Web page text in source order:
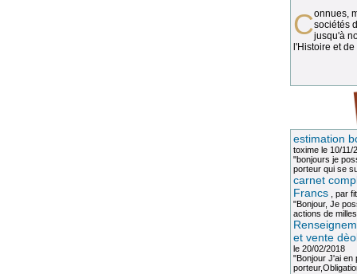
Connues, méconnues, ou inconnues, lessociétés
jusqu'à
l'Histoire et
estimation
toximele 10/11/
"bonjours je
porteur qui se
carnet
Francs, par
"Bonjour, Je
actions de
et vente
le 20/02/2018
"Bonjour J'ai en